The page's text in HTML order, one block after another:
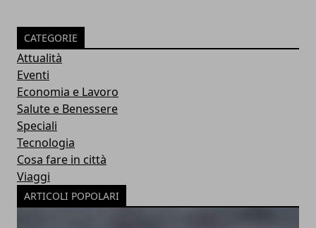
CATEGORIE
Attualità
Eventi
Economia e Lavoro
Salute e Benessere
Speciali
Tecnologia
Cosa fare in città
Viaggi
ARTICOLI POPOLARI